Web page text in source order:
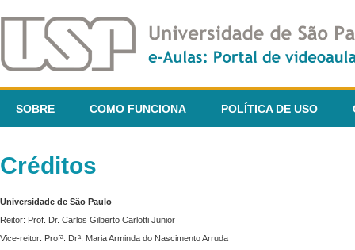
SOBRE COMO FUNCIONA POLÍTICA DE USO
Créditos
Universidade de São Paulo
Reitor: Prof. Dr. Carlos Gilberto Carlotti Junior
Vice-reitor: Profª. Drª. Maria Arminda do Nascimento Arruda